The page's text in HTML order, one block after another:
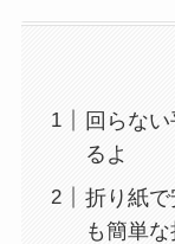
回らな
るよ
折り紙
も簡単